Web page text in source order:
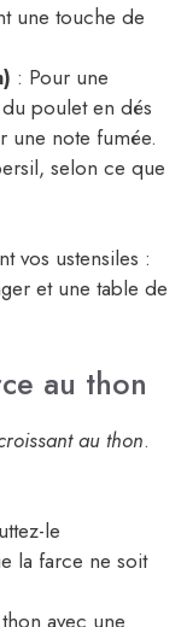
une touche de
: Pour une
poulet en dés
une note fumée.
selon ce que
vos ustensiles :
et une table de
au thon
au thon.
le
la farce ne soit